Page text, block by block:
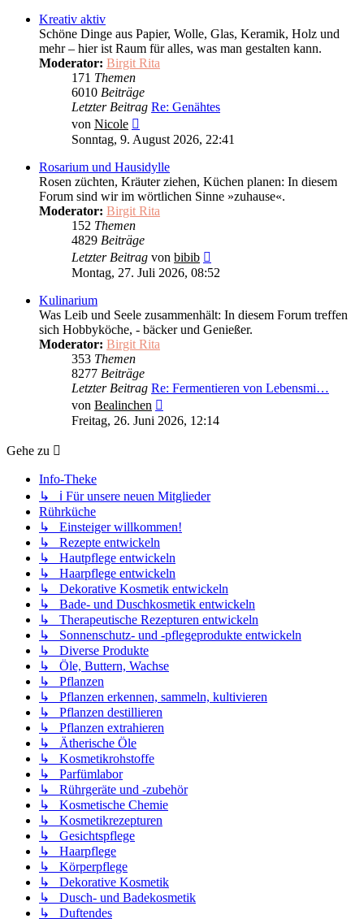
Kreativ aktiv
Schöne Dinge aus Papier, Wolle, Glas, Keramik, Holz und
mehr – hier ist Raum für alles, was man gestalten kann.
Moderator: Birgit Rita
171 Themen
6010 Beiträge
Letzter Beitrag Re: Genähtes
von Nicole
Beitrag
Sonntag, 9. August 2026, 22:41
Rosarium und Hausidylle
Rosen züchten, Kräuter ziehen, Küchen planen: In diesem
Forum sind wir im wörtlichen Sinne »zuhause«.
Moderator: Birgit Rita
152 Themen
4829 Beiträge
Letzter Beitrag von bibib
Beitrag
Montag, 27. Juli 2026, 08:52
Kulinarium
Was Leib und Seele zusammenhält: In diesem Forum treffen
sich Hobbyköche, - bäcker und Genießer.
Moderator: Birgit Rita
353 Themen
8277 Beiträge
Letzter Beitrag Re: Fermentieren von Lebensmi…
von Bealinchen
Beitrag
Freitag, 26. Juni 2026, 12:14
Gehe zu
Info-Theke
↳ ℹ️ Für unsere neuen Mitglieder
Rührküche
↳ Einsteiger willkommen!
↳ Rezepte entwickeln
↳ Hautpflege entwickeln
↳ Haarpflege entwickeln
↳ Dekorative Kosmetik entwickeln
↳ Bade- und Duschkosmetik entwickeln
↳ Therapeutische Rezepturen entwickeln
↳ Sonnenschutz- und -pflegeprodukte entwickeln
↳ Diverse Produkte
↳ Öle, Buttern, Wachse
↳ Pflanzen
↳ Pflanzen erkennen, sammeln, kultivieren
↳ Pflanzen destillieren
↳ Pflanzen extrahieren
↳ Ätherische Öle
↳ Kosmetikrohstoffe
↳ Parfümlabor
↳ Rührgeräte und -zubehör
↳ Kosmetische Chemie
↳ Kosmetikrezepturen
↳ Gesichtspflege
↳ Haarpflege
↳ Körperpflege
↳ Dekorative Kosmetik
↳ Dusch- und Badekosmetik
↳ Duftendes